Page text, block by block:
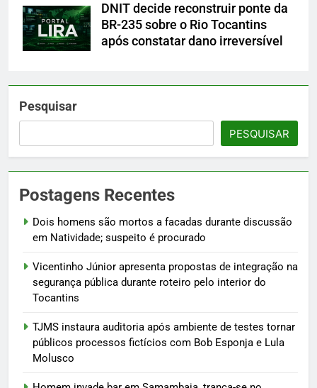
DNIT decide reconstruir ponte da
BR-235 sobre o Rio Tocantins
após constatar dano irreversível
Pesquisar
PESQUISAR
Postagens Recentes
Dois homens são mortos a facadas durante discussão
em Natividade; suspeito é procurado
Vicentinho Júnior apresenta propostas de integração na
segurança pública durante roteiro pelo interior do
Tocantins
TJMS instaura auditoria após ambiente de testes tornar
públicos processos fictícios com Bob Esponja e Lula
Molusco